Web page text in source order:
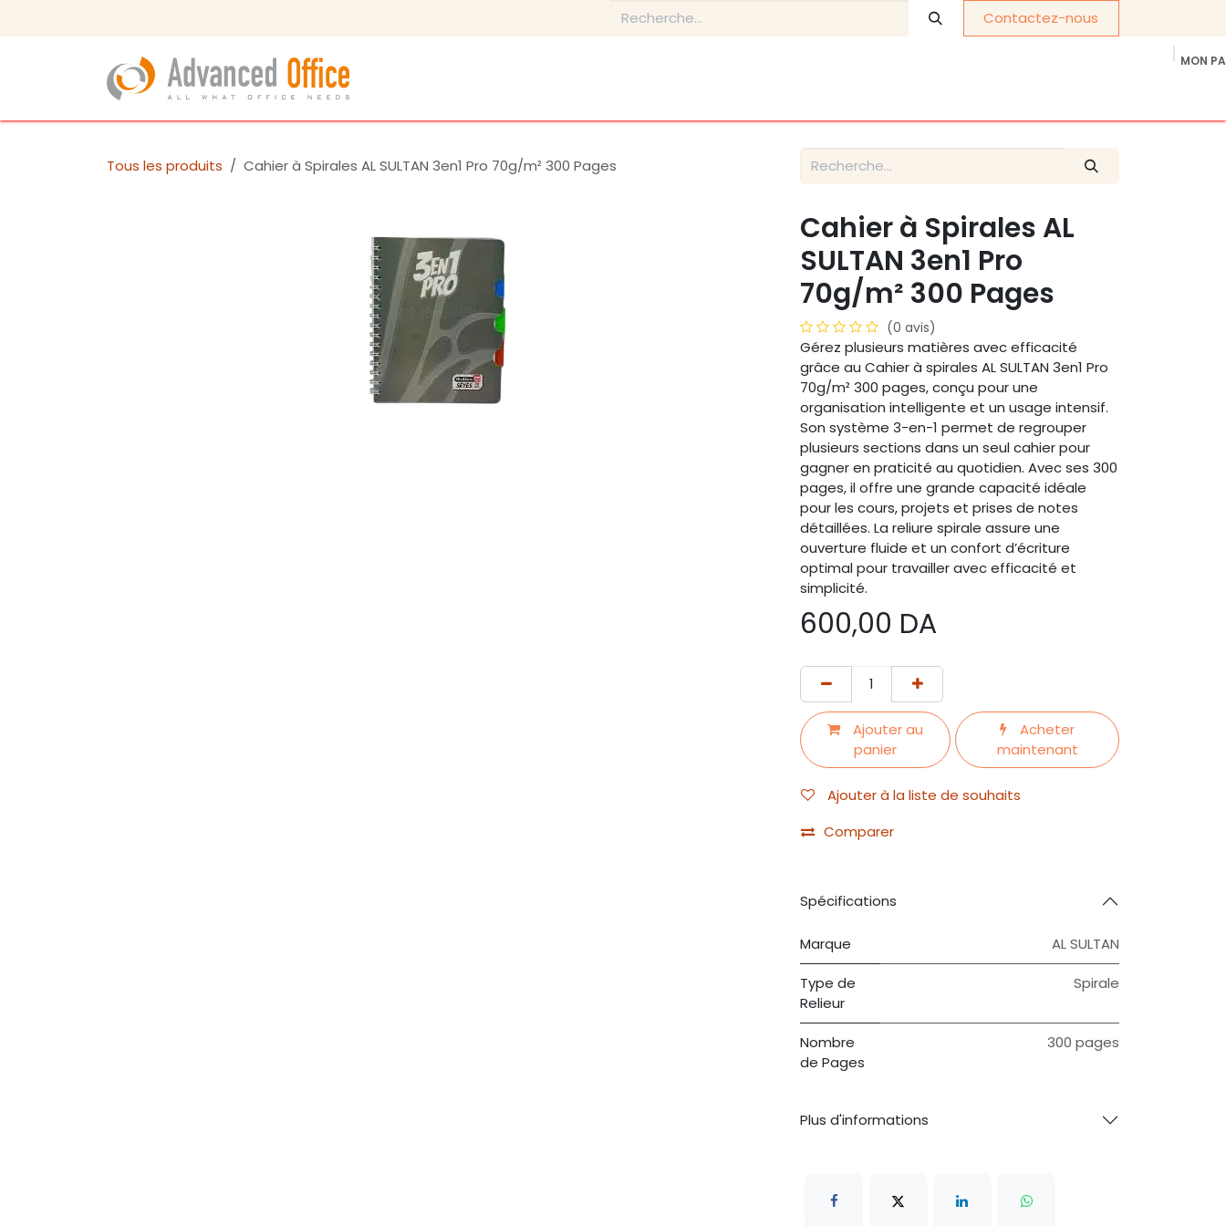
Contactez-nous
MON
Tous les produits Cahier à Spirales AL SULTAN 3en1 Pro 70g/m² 300 Pages
Cahier à Spirales AL
SULTAN 3en1 Pro
70g/m² 300 Pages
(0 avis)
Gérez plusieurs matières avec efficacité
grâce au Cahier à spirales AL SULTAN 3en1 Pro
70g/m² 300 pages, conçu pour une
organisation intelligente et un usage intensif.
Son système 3-en-1 permet de regrouper
plusieurs sections dans un seul cahier pour
gagner en praticité au quotidien. Avec ses 300
pages, il offre une grande capacité idéale
pour les cours, projets et prises de notes
détaillées. La reliure spirale assure une
ouverture fluide et un confort d’écriture
optimal pour travailler avec efficacité et
simplicité.
600,00 DA
Ajouter au
panier
Acheter
maintenant
Ajouter à la liste de souhaits
Comparer
Spécifications
Marque AL SULTAN
Type de
Relieur
Spirale
Nombre
de Pages
300 pages
Plus d'informations